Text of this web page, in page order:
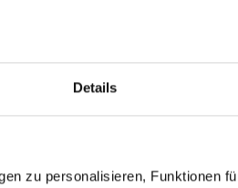
Details
zu personalisieren, Funktionen